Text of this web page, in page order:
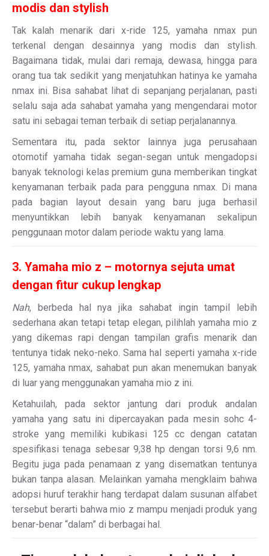
modis dan stylish
Tak kalah menarik dari x-ride 125, yamaha nmax pun
terkenal dengan desainnya yang modis dan stylish.
Bagaimana tidak, mulai dari remaja, dewasa, hingga para
orang tua tak sedikit yang menjatuhkan hatinya ke yamaha
nmax ini. Bisa sahabat lihat di sepanjang perjalanan, pasti
selalu saja ada sahabat yamaha yang mengendarai motor
satu ini sebagai teman terbaik di setiap perjalanannya.
Sementara itu, pada sektor lainnya juga perusahaan
otomotif yamaha tidak segan-segan untuk mengadopsi
banyak teknologi kelas premium guna memberikan tingkat
kenyamanan terbaik pada para pengguna nmax. Di mana
pada bagian layout desain yang baru juga berhasil
menyuntikkan lebih banyak kenyamanan sekalipun
penggunaan motor dalam periode waktu yang lama.
3. Yamaha mio z – motornya sejuta umat
dengan fitur cukup lengkap
Nah, berbeda hal nya jika sahabat ingin tampil lebih
sederhana akan tetapi tetap elegan, pilihlah yamaha mio z
yang dikemas rapi dengan tampilan grafis menarik dan
tentunya tidak neko-neko. Sama hal seperti yamaha x-ride
125, yamaha nmax, sahabat pun akan menemukan banyak
di luar yang menggunakan yamaha mio z ini.
Ketahuilah, pada sektor jantung dari produk andalan
yamaha yang satu ini dipercayakan pada mesin sohc 4-
stroke yang memiliki kubikasi 125 cc dengan catatan
spesifikasi tenaga sebesar 9,38 hp dengan torsi 9,6 nm.
Begitu juga pada penamaan z yang disematkan tentunya
bukan tanpa alasan. Melainkan yamaha mengklaim bahwa
adopsi huruf terakhir hang terdapat dalam susunan alfabet
tersebut berarti bahwa mio z mampu menjadi produk yang
benar-benar “dalam” di berbagai hal.